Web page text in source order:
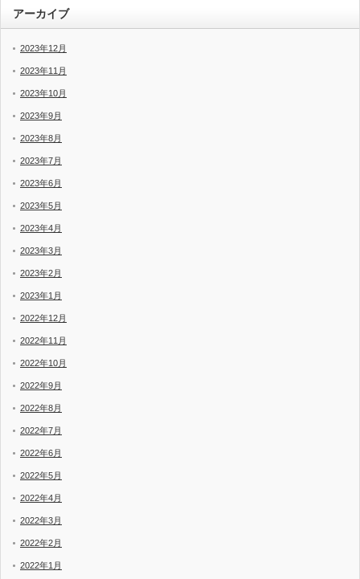
アーカイブ
2023年12月
2023年11月
2023年10月
2023年9月
2023年8月
2023年7月
2023年6月
2023年5月
2023年4月
2023年3月
2023年2月
2023年1月
2022年12月
2022年11月
2022年10月
2022年9月
2022年8月
2022年7月
2022年6月
2022年5月
2022年4月
2022年3月
2022年2月
2022年1月